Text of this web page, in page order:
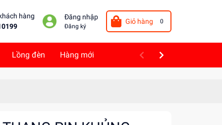
hàng
Đăng nhập
Đăng ký
Giỏ hàng 0
Lồng đèn Hàng mới